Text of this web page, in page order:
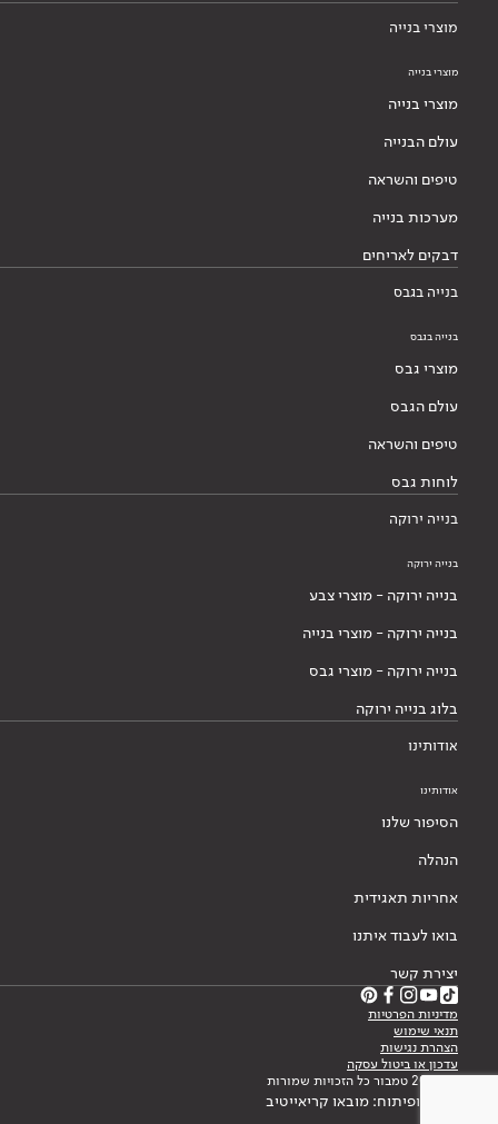
מוצרי בנייה
מוצרי בנייה
מוצרי בנייה
עולם הבנייה
טיפים והשראה
מערכות בנייה
דבקים לאריחים
בנייה בגבס
בנייה בגבס
מוצרי גבס
עולם הגבס
טיפים והשראה
לוחות גבס
בנייה ירוקה
בנייה ירוקה
בנייה ירוקה - מוצרי צבע
בנייה ירוקה - מוצרי בנייה
בנייה ירוקה - מוצרי גבס
בלוג בנייה ירוקה
אודותינו
אודותינו
הסיפור שלנו
הנהלה
אחריות תאגידית
בואו לעבוד איתנו
יצירת קשר
מדיניות הפרטיות
תנאי שימוש
הצהרת נגישות
עדכון או ביטול עסקה
© 2026 טמבור כל הזכויות שמורות
עיצוב ופיתוח: מובאו קריאייטיב